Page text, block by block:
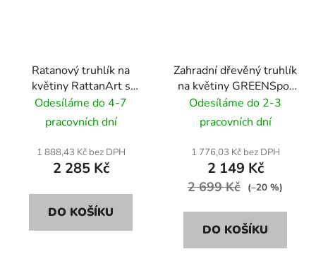
Ratanový truhlík na
květiny RattanArt s
podstavcem 46x46x46
RD02 tmavě hnědá
Odesíláme do 4-7
pracovních dní
1 888,43 Kč bez DPH
2 285 Kč
DO KOŠÍKU
Zahradní dřevěný truhlík
na květiny GREENSpot
Timber 50x50 cm -
palisandr
Odesíláme do 2-3
pracovních dní
1 776,03 Kč bez DPH
2 149 Kč
2 699 Kč (–20 %)
DO KOŠÍKU